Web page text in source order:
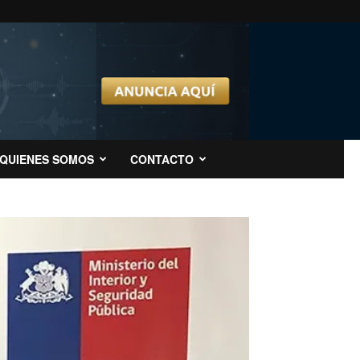
QUIENES SOMOS CONTACTO